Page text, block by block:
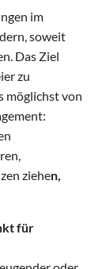
im
soweit
Das Ziel
zu
möglichst von
ziehen,
für